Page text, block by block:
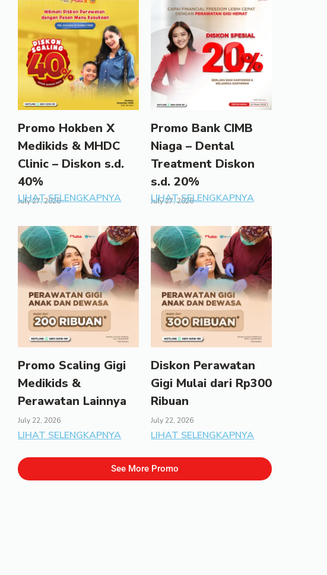
Promo Hokben X
Medikids & MHDC
Clinic – Diskon s.d.
40%
July 27, 2026
LIHAT SELENGKAPNYA
Promo Bank CIMB
Niaga – Dental
Treatment Diskon
s.d. 20%
July 27, 2026
LIHAT SELENGKAPNYA
Promo Scaling Gigi
Medikids &
Perawatan Lainnya
July 22, 2026
LIHAT SELENGKAPNYA
Diskon Perawatan
Gigi Mulai dari Rp300
Ribuan
July 22, 2026
LIHAT SELENGKAPNYA
See More Promo